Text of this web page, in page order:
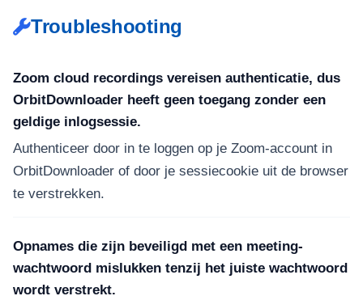
Troubleshooting
Zoom cloud recordings vereisen authenticatie, dus
OrbitDownloader heeft geen toegang zonder een
geldige inlogsessie.
Authenticeer door in te loggen op je Zoom-account in
OrbitDownloader of door je sessiecookie uit de browser
te verstrekken.
Opnames die zijn beveiligd met een meeting-
wachtwoord mislukken tenzij het juiste wachtwoord
wordt verstrekt.